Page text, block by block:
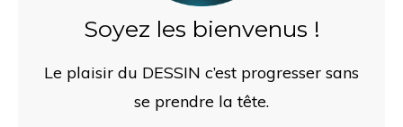
Soyez les bienvenus !
Le plaisir du DESSIN c’est progresser sans
se prendre la tête.